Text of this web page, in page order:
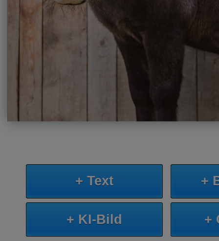
+ Text +
+ KI-Bild +